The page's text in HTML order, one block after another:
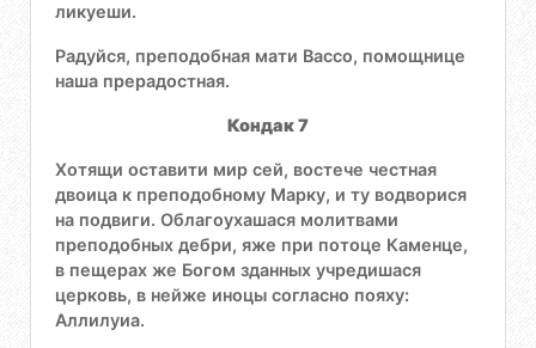
ликуеши.
Радуйся, преподобная мати Вассо, помощнице
наша прерадостная.
Кондак 7
Хотящи оставити мир сей, востече честная
двоица к преподобному Марку, и ту водворися
на подвиги. Облагоухашася молитвами
преподобных дебри, яже при потоце Каменце,
в пещерах же Богом зданных учредишася
церковь, в нейже иноцы согласно пояху:
Аллилуиа.